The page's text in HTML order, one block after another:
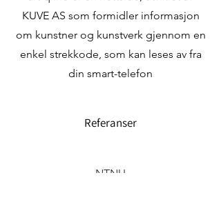
KUVE AS som formidler informasjon
om kunstner og kunstverk gjennom en
enkel strekkode, som kan leses av fra
din smart-telefon
Referanser
NTNU